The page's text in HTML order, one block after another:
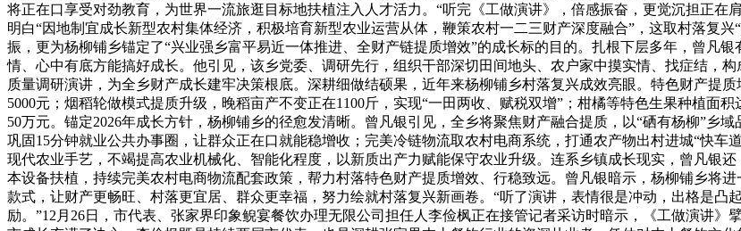
将正在口享受对劲教育，为世界一流旅逛目标地扶植注入人才活力。“听完《工做演讲》，倍感振奋，更觉沉担正在
明白“因地制宜成长新型农村集体经济，积极培育新型农业运营从体，鞭策农村一二三财产深度融合”，这取村落复
振，更为杨柳铺乡锚定了“兴业强乡富平易近一体推进、全财产链提质增效”的成长标的目的。扎根下层多年，曾凡
情、心中有底方能搞好成长。他引见，该乡党委、调研先行，组织干部深切田间地头、农户家中摸实情、找症结，
质量调研演讲，为全乡财产成长建牢决策根底。深耕细做结硕果，近年来杨柳铺乡村落复兴成效亮眼。特色财产提
5000元；烟稻轮做模式提质升级，晚稻亩产不变正在1100斤，实现“一田两收、赋税双增”；柑橘等特色生果种植面
50万元。锚定2026年成长方针，杨柳铺乡的径愈发清晰。曾凡银引见，全乡将聚焦财产融合提质，以“硒有杨柳”乡
巩固15分钟就业公共办事圈，让群众正在口就能稳增收；完美冷链物流取农村电商系统，打通农产物出村进城“快
现代农业手艺，不竭提高农业机械化、智能化程度，以新质出产力赋能保守农业升级。连系乡镇成长现实，曾凡银
本设备扶植，持续完美农村电商物流配套政策，帮力村落特色财产提质增效、行稳致远。曾凡银暗示，杨柳铺乡将
款式，让财产更畅旺、村落更宜居、群众更幸福，努力绘就村落复兴新画卷。“听了演讲，表情很是冲动，出格是凸
励。”12月26日，市代表、张家界印象鲵宴餐饮办理无限公司担任人李俭枫正在接管记者采访时暗示，《工做演讲